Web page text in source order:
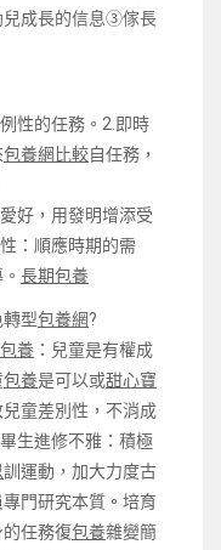
兒成長的信息③傢長
性的任務。2.即時
包養網比較自任務，
好，用發明增添受
：順應時期的需
長期包養
型包養網?
包養 ：兒童是有權成
包養是可以或甜心寶
兒童差別性，不消成
生進修不雅：積極
訓運動，加大力度古
門研究本質。培育
任務復包養雜變簡